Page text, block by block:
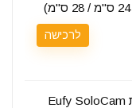
לרכישה
מצלמת אבטחה סולארית Eufy SoloCam